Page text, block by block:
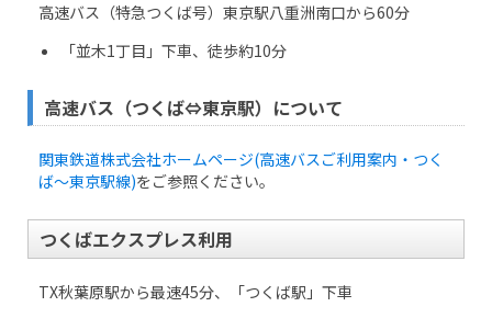
高速バス（特急つくば号）東京駅八重洲南口から60分
「並木1丁目」下車、徒歩約10分
高速バス（つくば⇔東京駅）について
関東鉄道株式会社ホームページ(高速バスご利用案内・つく
ば～東京駅線)をご参照ください。
つくばエクスプレス利用
TX秋葉原駅から最速45分、「つくば駅」下車